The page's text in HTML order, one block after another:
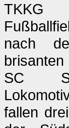
nach
SC
fallen